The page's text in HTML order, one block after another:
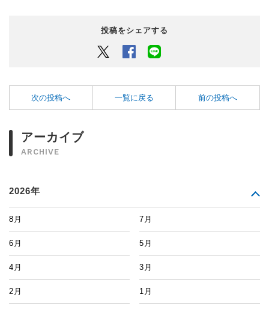
投稿をシェアする
Twitter Facebook
次の投稿へ 一覧に戻る 前の投稿へ
アーカイブ
ARCHIVE
2026年
8月 7月
6月 5月
4月 3月
2月 1月